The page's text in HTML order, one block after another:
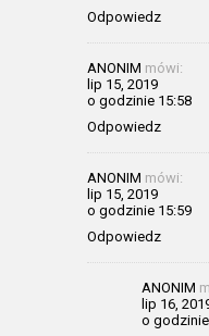
Odpowiedz
ANONIM mówi:
lip 15, 2019
o godzinie 15:58
Odpowiedz
ANONIM mówi:
lip 15, 2019
o godzinie 15:59
Odpowiedz
ANONIM
lip 16,
o